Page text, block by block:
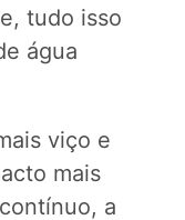
tudo isso
água
viço e
mais
a